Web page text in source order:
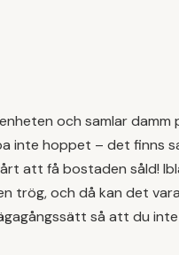
och samlar damm
inte hoppet – det finns
att få bostaden såld!
trög, och då kan det
så att du